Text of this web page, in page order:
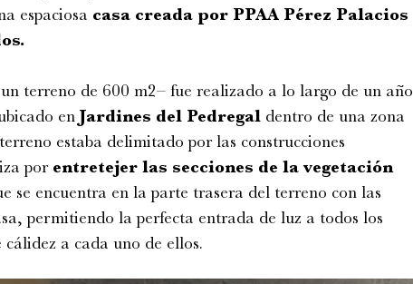
espaciosa casa creada por PPAA Pérez Palacios
terreno de 600 m2– fue realizado a lo largo de un año
en Jardines del Pedregal dentro de una zona
estaba delimitado por las construcciones
por entretejer las secciones de la vegetación
se encuentra en la parte trasera del terreno con las
permitiendo la perfecta entrada de luz a todos los
a cada uno de ellos.